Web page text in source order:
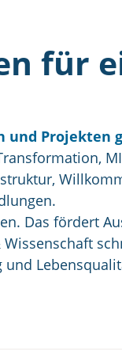
für
und Projekten
Das fördert
und